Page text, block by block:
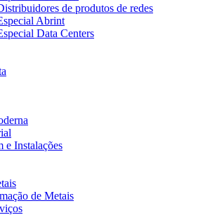
de produtos de redes
Abrint
Data Centers
e Instalações
de Metais